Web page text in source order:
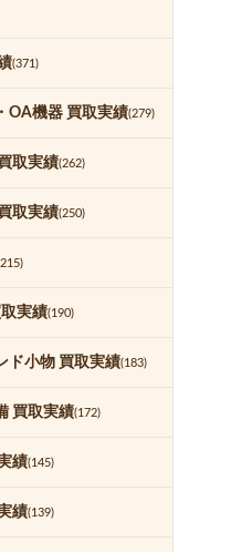
(371)
OA機器 買取実績(279)
取実績(262)
取実績(250)
実績(190)
ド小物 買取実績(183)
買取実績(172)
績(145)
績(139)